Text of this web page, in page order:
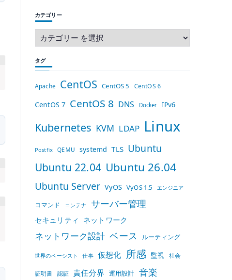
カテゴリー
タグ
Apache CentOS CentOS 5 CentOS 6
CentOS 7 CentOS 8 DNS Docker IPv6
Kubernetes KVM LDAP Linux
Postfix QEMU systemd TLS Ubuntu
Ubuntu 22.04 Ubuntu 26.04
Ubuntu Server VyOS VyOS 1.5 エンジニア
コマンド コンテナ サーバー管理
セキュリティ ネットワーク
ネットワーク設計 ベース ルーティング
世界のベーシスト 仕事 仮想化 所感 監視 社会
証明書 認証 責任分界 運用設計 音楽